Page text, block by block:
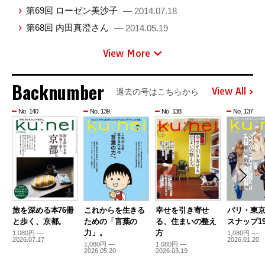
第69回 ローゼン美沙子 — 2014.07.18
第68回 内田真澄さん — 2014.05.19
View More
Backnumber 過去の号はこちらから View All
No. 140
旅を深める本76冊
と歩く、京都。
1,080円 —
2026.07.17
No. 139
これからを生きる
ための「言葉の
力」。
1,080円 —
2026.05.20
No. 138
幸せを引き寄せ
る、住まいの整え
方
1,080円 —
2026.03.19
No. 137
パリ・東
スナップ
1,080円 —
2026.01.20